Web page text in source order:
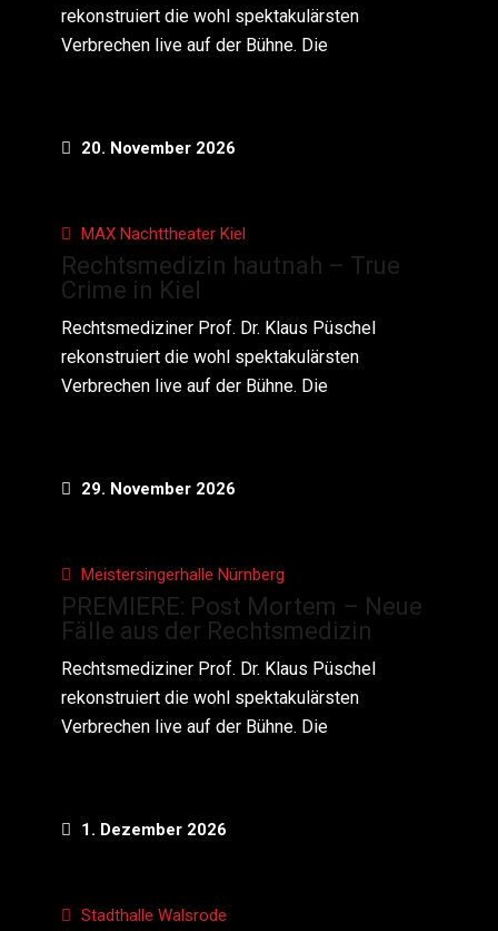
rekonstruiert die wohl spektakulärsten
Verbrechen live auf der Bühne. Die
20. November 2026
MAX Nachttheater Kiel
Rechtsmedizin hautnah – True
Crime in Kiel
Rechtsmediziner Prof. Dr. Klaus Püschel
rekonstruiert die wohl spektakulärsten
Verbrechen live auf der Bühne. Die
29. November 2026
Meistersingerhalle Nürnberg
PREMIERE: Post Mortem – Neue
Fälle aus der Rechtsmedizin
Rechtsmediziner Prof. Dr. Klaus Püschel
rekonstruiert die wohl spektakulärsten
Verbrechen live auf der Bühne. Die
1. Dezember 2026
Stadthalle Walsrode